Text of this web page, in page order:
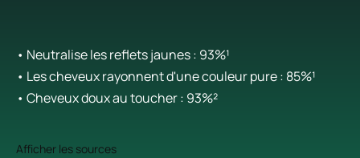
• Neutralise les reflets jaunes : 93%¹
• Les cheveux rayonnent d'une couleur pure : 85%¹
• Cheveux doux au toucher : 93%²
Afficher les sources